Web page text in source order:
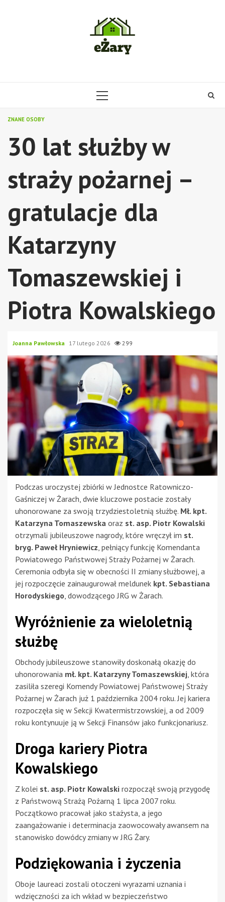
PRIMARY
ZNANE OSOBY
30 lat służby w
straży pożarnej –
gratulacje dla
Katarzyny
Tomaszewskiej i
Piotra Kowalskiego
Joanna Pawłowska 17 lutego 2026 299
Podczas uroczystej zbiórki w Jednostce Ratowniczo-
Gaśniczej w Żarach, dwie kluczowe postacie zostały
uhonorowane za swoją trzydziestoletnią służbę. Mł. kpt.
Katarzyna Tomaszewska oraz st. asp. Piotr Kowalski
otrzymali jubileuszowe nagrody, które wręczył im st.
bryg. Paweł Hryniewicz , pełniący funkcję Komendanta
Powiatowego Państwowej Straży Pożarnej w Żarach.
Ceremonia odbyła się w obecności II zmiany służbowej, a
jej rozpoczęcie zainaugurował meldunek kpt. Sebastiana
Horodyskiego , dowodzącego JRG w Żarach.
Wyróżnienie za wieloletnią
służbę
Obchody jubileuszowe stanowiły doskonałą okazję do
uhonorowania mł. kpt. Katarzyny Tomaszewskiej , która
zasiliła szeregi Komendy Powiatowej Państwowej Straży
Pożarnej w Żarach już 1 października 2004 roku. Jej kariera
rozpoczęła się w Sekcji Kwatermistrzowskiej, a od 2009
roku kontynuuje ją w Sekcji Finansów jako funkcjonariusz.
Droga kariery Piotra
Kowalskiego
Z kolei st. asp. Piotr Kowalski rozpoczął swoją przygodę
z Państwową Strażą Pożarną 1 lipca 2007 roku.
Początkowo pracował jako stażysta, a jego
zaangażowanie i determinacja zaowocowały awansem na
stanowisko dowódcy zmiany w JRG Żary.
Podziękowania i życzenia
Oboje laureaci zostali otoczeni wyrazami uznania i
wdzięczności za ich wkład w bezpieczeństwo